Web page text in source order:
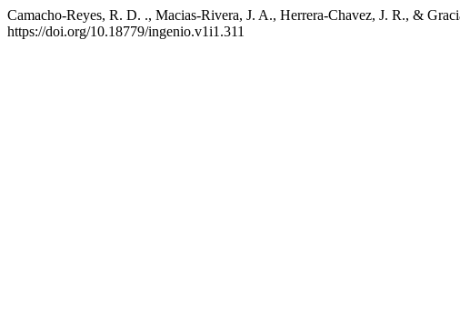
Camacho-Reyes, R. D. ., Macias-Rivera, J. A., Herrera-Chavez, J. R., &
https://doi.org/10.18779/ingenio.v1i1.311